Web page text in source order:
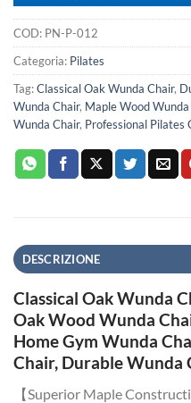
COD: PN-P-012
Categoria: Pilates
Tag:Classical Oak Wunda Chair,
Wunda Chair, Maple Wood
Wunda Chair, Professional Pilates
DESCRIZIONE
Classical Oak Wunda
Oak Wood Wunda
Home Gym Wunda
Chair, Durable Wunda
【Superior Maple